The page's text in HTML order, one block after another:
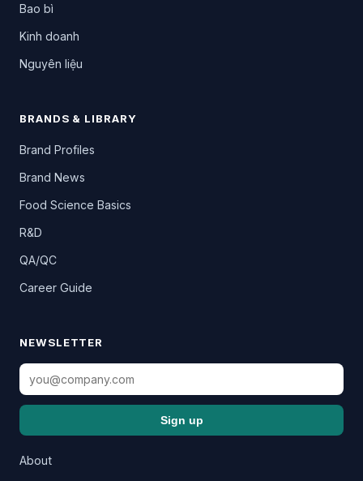
Bao bì
Kinh doanh
Nguyên liệu
BRANDS & LIBRARY
Brand Profiles
Brand News
Food Science Basics
R&D
QA/QC
Career Guide
NEWSLETTER
Sign up
About